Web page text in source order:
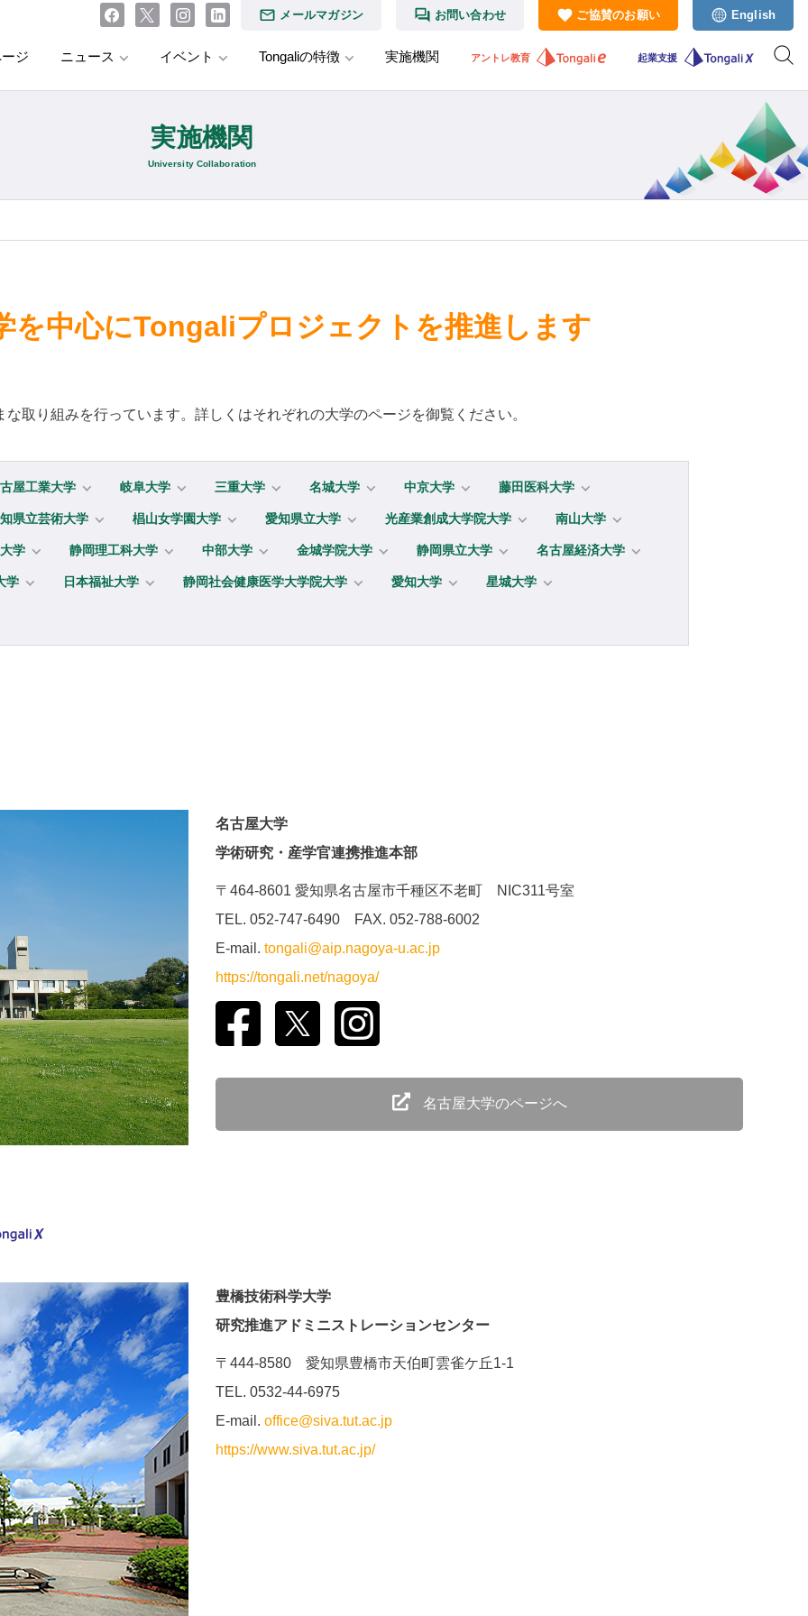
メールマガジン お問い合わせ ご協賛のお願い English
ジ ニュース イベント Tongaliの特徴 実施機関 アントレ教育 起業支援
実施機関
University Collaboration
を中心にTongaliプロジェクトを推進します
な取り組みを行っています。詳しくはそれぞれの大学のページを御覧ください。
屋工業大学 岐阜大学 三重大学 名城大学 中京大学 藤田医科大学
県立芸術大学 椙山女学園大学 愛知県立大学 光産業創成大学院大学 南山大学
学 静岡理工科大学 中部大学 金城学院大学 静岡県立大学 名古屋経済大学
学 日本福祉大学 静岡社会健康医学大学院大学 愛知大学 星城大学
名古屋大学
学術研究・産学官連携推進本部
〒464-8601 愛知県名古屋市千種区不老町 NIC311号室
TEL. 052-747-6490 FAX. 052-788-6002
E-mail. tongali@aip.nagoya-u.ac.jp
https://tongali.net/nagoya/
名古屋大学のページへ
豊橋技術科学大学
研究推進アドミニストレーションセンター
〒444-8580 愛知県豊橋市天伯町雲雀ケ丘1-1
TEL. 0532-44-6975
E-mail. office@siva.tut.ac.jp
https://www.siva.tut.ac.jp/